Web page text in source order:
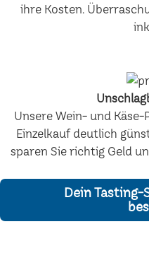
ihre Kosten.
Unsere Wein- und
Einzelkauf deutlich
sparen Sie richtig Geld
Dein Tasting-